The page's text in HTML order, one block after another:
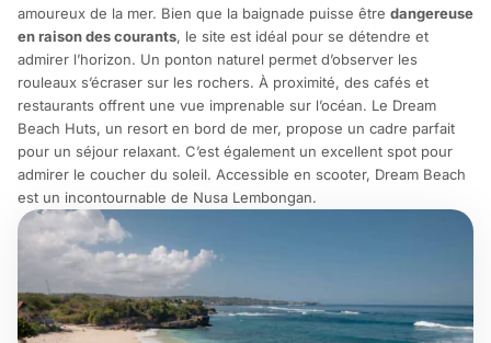
amoureux de la mer. Bien que la baignade puisse être dangereuse
en raison des courants, le site est idéal pour se détendre et
admirer l’horizon. Un ponton naturel permet d’observer les
rouleaux s’écraser sur les rochers. À proximité, des cafés et
restaurants offrent une vue imprenable sur l’océan. Le Dream
Beach Huts, un resort en bord de mer, propose un cadre parfait
pour un séjour relaxant. C’est également un excellent spot pour
admirer le coucher du soleil. Accessible en scooter, Dream Beach
est un incontournable de Nusa Lembongan.